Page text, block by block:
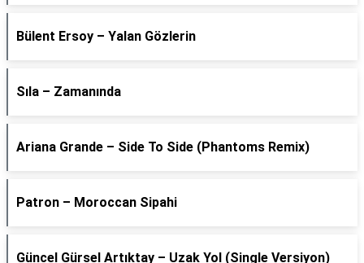
Bülent Ersoy – Yalan Gözlerin
Sıla – Zamanında
Ariana Grande – Side To Side (Phantoms Remix)
Patron – Moroccan Sipahi
Güncel Gürsel Artıktay – Uzak Yol (Single Versiyon)